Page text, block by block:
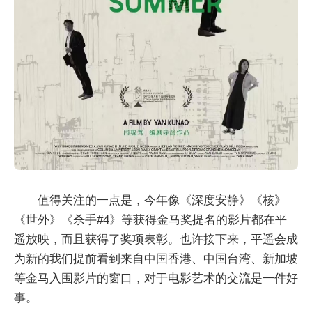
值得关注的一点是，今年像《深度安静》《核》
《世外》《杀手#4》等获得金马奖提名的影片都在平
遥放映，而且获得了奖项表彰。也许接下来，平遥会成
为新的我们提前看到来自中国香港、中国台湾、新加坡
等金马入围影片的窗口，对于电影艺术的交流是一件好
事。